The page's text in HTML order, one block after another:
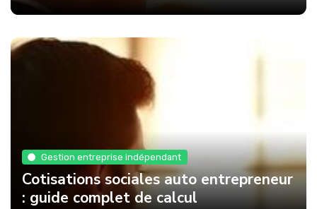
Gestion entreprise indépendant
Cotisations sociales auto entrepreneur
: guide complet de calcul